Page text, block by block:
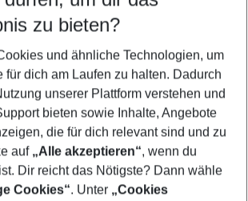
5-8 Nächte
Keine Kinder
Mehr Filter anzeigen
zu bieten?
und ähnliche Technologien, um
für dich am Laufen zu halten. Dadurch
unserer Plattform verstehen und
bieten sowie Inhalte, Angebote
die für dich relevant sind und zu
auf „Alle akzeptieren“, wenn du
Dir reicht das Nötigste? Dann wähle
Cookies“. Unter „Cookies